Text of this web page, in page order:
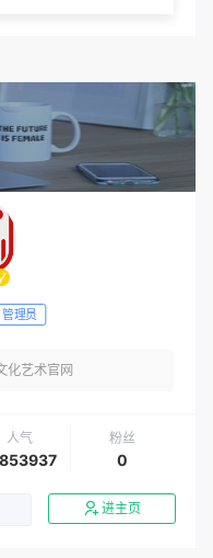
管理员
化艺术官网
人气 粉丝
0
进主页